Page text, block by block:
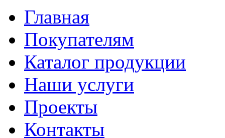
Главная
Покупателям
Каталог продукции
Наши услуги
Проекты
Контакты